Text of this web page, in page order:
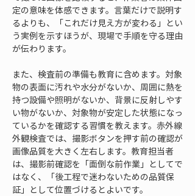
定の意味を体感できます。言葉だけで説明す
るよりも、「これだけ見え方が変わる」とい
う実例を示すほうが、現場で手順を守る理由
が伝わります。
また、検査前の準備も教育に含めます。対象
物の表面に汚れや水分がないか、周囲に熱を
持つ設備や照明がないか、背景に反射しやす
い物がないか、対象物が安定した状態になっ
ているかを確認する習慣を教えます。赤外線
外観検査では、撮影ボタンを押す前の確認が
画像品質を大きく左右します。教育担当者
は、撮影前確認を「面倒な前作業」としてで
はなく、「後工程で迷わないための品質保
証」として位置づけるとよいです。